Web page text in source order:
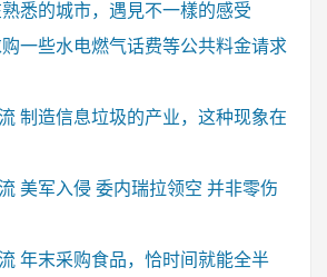
悉的城市，遇見不一樣的感受
购一些水电燃气话费等公共料金请求
制造信息垃圾的产业，这种现象在
美军入侵 委内瑞拉领空 并非零伤
年末采购食品，恰时间就能全半